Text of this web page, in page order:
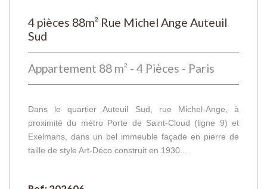
4 pièces 88m² Rue Michel Ange Auteuil
Sud
Appartement 88 m² - 4 Pièces - Paris
Dans le quartier Auteuil Sud, rue Michel-Ange, à
proximité du métro Porte de Saint-Cloud (ligne 9) et
Exelmans, dans un bel immeuble façade en pierre de
taille de style Art-Déco construit en 1930...